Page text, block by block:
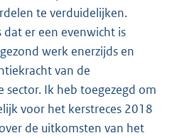
te verduidelijken.
er een evenwicht is
werk enerzijds en
van de
sector. Ik heb toegezegd om
voor het kerstreces 2018
de uitkomsten van het